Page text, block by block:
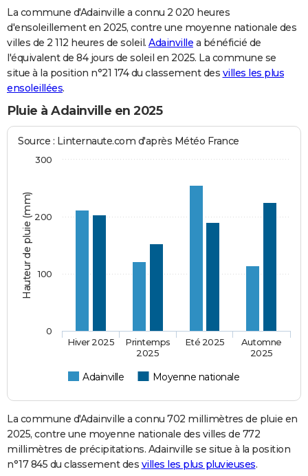
La commune d'Adainville a connu 2 020 heures
d'ensoleillement en 2025, contre une moyenne nationale des
villes de 2 112 heures de soleil. Adainville a bénéficié de
l'équivalent de 84 jours de soleil en 2025. La commune se
situe à la position n°21 174 du classement des villes les plus
ensoleillées.
Pluie à Adainville en 2025
Hauteur de pluie (mm)
Source : Linternaute.com d'après Météo France
Adainville Moyenne nationale
Hiver 2025
Printemps
2025
Eté 2025
Automne
2025
0
100
200
300
La commune d'Adainville a connu 702 millimètres de pluie en
2025, contre une moyenne nationale des villes de 772
millimètres de précipitations. Adainville se situe à la position
n°17 845 du classement des villes les plus pluvieuses.